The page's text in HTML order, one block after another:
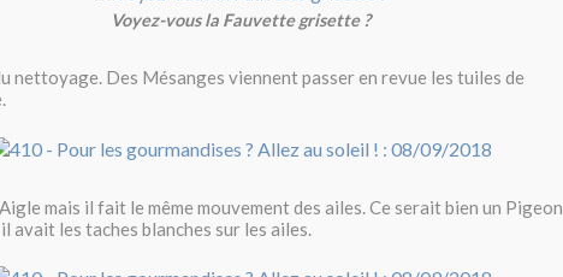
Voyez-vous la Fauvette grisette ?
nettoyage. Des Mésanges viennent passer en revue les tuiles de
mais il fait le même mouvement des ailes. Ce serait bien un Pigeon
avait les taches blanches sur les ailes.